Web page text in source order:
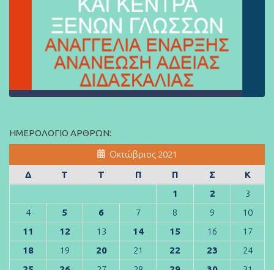
ΗΜΕΡΟΛΌΓΙΟ ΆΡΘΡΩΝ:
Οκτώβριος 2021
Δ
Τ Τ Π Π Σ
Κ
1
2
3
4
5 6 7 8 9
10
11
12 13 14 15 16
17
18
19 20 21 22 23
24